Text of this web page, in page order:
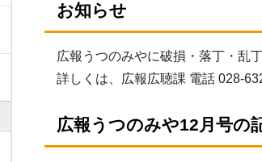
お知らせ
広報うつのみやに破損・落丁・乱
詳しくは、広報広聴課 電話 028-
広報うつのみや12月号の